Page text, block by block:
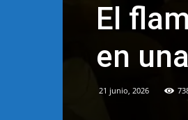
El
en
21 junio, 2026